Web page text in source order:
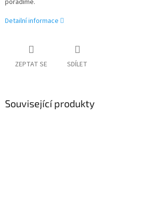
poradíme.
Detailní informace
ZEPTAT SE SDÍLET
Související produkty